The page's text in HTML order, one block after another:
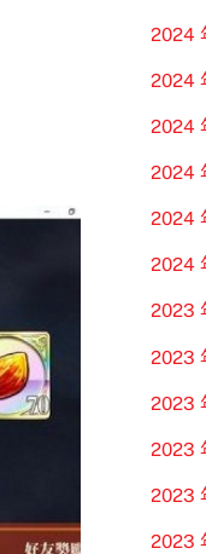
2024
2024
2024
2024
2024
2024
2023
2023
2023
2023
2023
2023